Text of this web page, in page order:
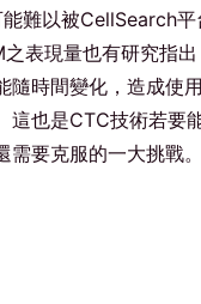
難以被CellSearch
表現量也有研究指
隨時間變化，造成使
這也是CTC技術若要
需要克服的一大挑戰。